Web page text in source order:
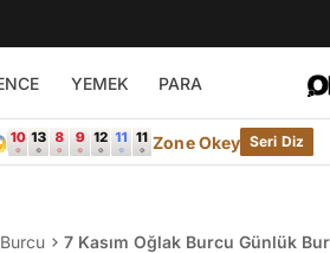
YEMEK PARA
Zone Okey Seri Diz
7 Kasım Oğlak Burcu Günlük